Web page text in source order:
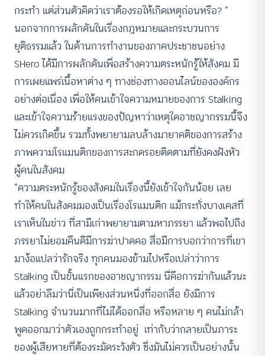
กระทำ แต่ส่วนตัวคิดว่าเราต้องรอให้เกิดเหตุก่อนหรือ? ”
นอกจากการผลักดันในเรื่องกฎหมายและกระบวนการ
ยุติธรรมแล้ว ในด้านการทำงานของภาคประชาชนอย่าง
SHero ได้มีการผลักดันเพื่อสร้างความตระหนักรู้ให้สังคม มี
การเผยแพร่เนื้อหาต่าง ๆ ทางช่องทางออนไลน์ขององค์กร
อย่างต่อเนื่อง เพื่อให้คนเข้าใจความหมายของการ Stalking
และเข้าใจความร้ายแรงของปัญหาว่าเหตุใดอาชญากรรมนี้จึง
ไม่ควรเกิดขึ้น รวมทั้งพยายามลบล้างมายาคติของการสร้าง
ภาพความโรแมนติกของการสะกดรอยติดตามที่ยังคงฝังหัว
ผู้คนในสังคม
”ความตระหนักรู้ของสังคมในเรื่องนี้ยังเข้าใจกันน้อย เลย
ทำให้คนในสังคมมองเป็นเรื่องโรแมนติก แม้กระทั่งบางเคสที่
เราเห็นในข่าว ที่สามีเก่าพยายามตามหาภรรยา แล้วพอไปถึง
ภรรยาไม่ยอมคืนดีมีการฆ่าปาดคอ สื่อมีการบอกว่าการที่เขา
มาง้อแปลว่ารักจริง ทุกคนมองข้ามไปหรือเปล่าว่าการ
Stalking เป็นขั้นแรกของอาชญากรรม นี่คือการฆ่ากันแล้วนะ
แล้วอย่าลืมว่านี่เป็นเพียงส่วนหนึ่งที่ออกสื่อ ยังมีการ
Stalking จำนวนมากที่ไม่ได้ออกสื่อ หรือหลาย ๆ คนไม่กล้า
พูดออกมาว่าตัวเองถูกกระทำอยู่ เท่ากับว่ากลายเป็นภาระ
ของผู้เสียหายที่ต้องระมัดระวังตัว ซึ่งมันไม่ควรเป็นอย่างนั้น